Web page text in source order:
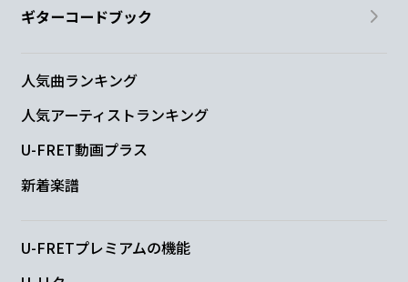
ギターコードブック
人気曲ランキング
人気アーティストランキング
U-FRET動画プラス
新着楽譜
U-FRETプレミアムの機能